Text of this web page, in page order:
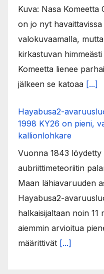
Kuva: Nasa Komeetta
on jo nyt
valokuvaamalla,
kirkastuvan
Komeetta lienee
jälkeen se katoaa [...]
Hayabusa2-
1998 KY26 on pieni,
kallionlohkare
Vuonna 1843 löydetty
aubriittimeteoriitin
Maan lähiavaruuden
Hayabusa2-
halkaisijaltaan noin 11
aiemmin arvioitua
määrittivät [...]